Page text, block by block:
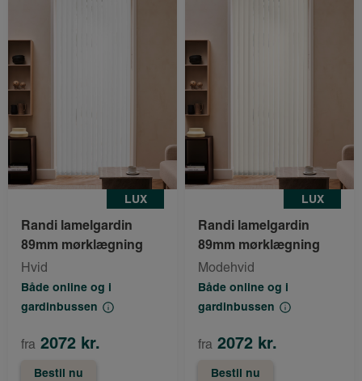
LUX
Randi lamelgardin
89mm mørklægning
Hvid
Både online og i
gardinbussen
fra 2072 kr.
Bestil nu
LUX
Randi lamelgardin
89mm mørklægning
Modehvid
Både online og i
gardinbussen
fra 2072 kr.
Bestil nu